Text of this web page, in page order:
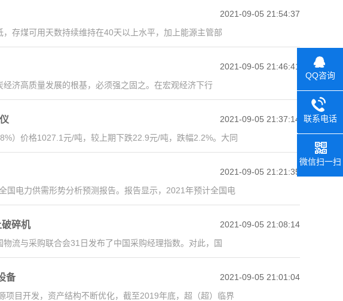
2021-09-05 21:54:37
存煤可用天数持续维持在40天以上水平，加上能源主管部
2021-09-05 21:46:41
济高质量发展的根基，必须强之固之。在宏观经济下行
2021-09-05 21:37:14
）价格1027.1元/吨，较上期下跌22.9元/吨，跌幅2.2%。大同
2021-09-05 21:21:35
国电力供需形势分析预测报告。报告显示，2021年预计全国电
碎机
2021-09-05 21:08:14
流与采购联合会31日发布了中国采购经理指数。对此，国
备
2021-09-05 21:01:04
目开发，资产结构不断优化，截至2019年底，超（超）临界
QQ咨询
联系电话
微信扫一扫